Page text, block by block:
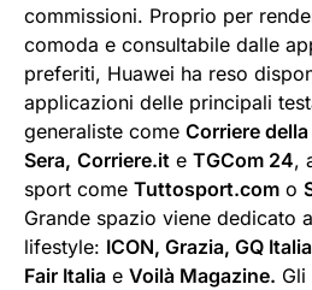
commissioni. Proprio per
comoda e consultabile dalle
preferiti, Huawei ha reso
applicazioni delle principali
generaliste come Corriere della
Sera, Corriere.it e TGCom 24,
sport come Tuttosport.com o
Grande spazio viene dedicato
lifestyle: ICON, Grazia, GQ
Fair Italia e Voilà Magazine.